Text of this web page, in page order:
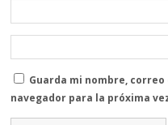
Guarda mi nombre,
navegador para la próxima